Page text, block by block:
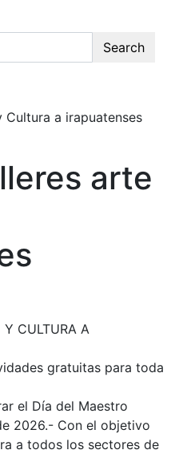
Search
a irapuatenses
arte
Y CULTURA A
gratuitas para toda
el Día del Maestro
2026.- Con el objetivo
a todos los sectores de